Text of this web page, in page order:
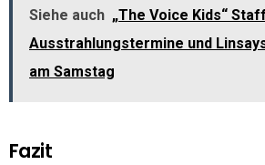
Siehe auch „The Voice Kids“
Ausstrahlungstermine und
am Samstag
Fazit